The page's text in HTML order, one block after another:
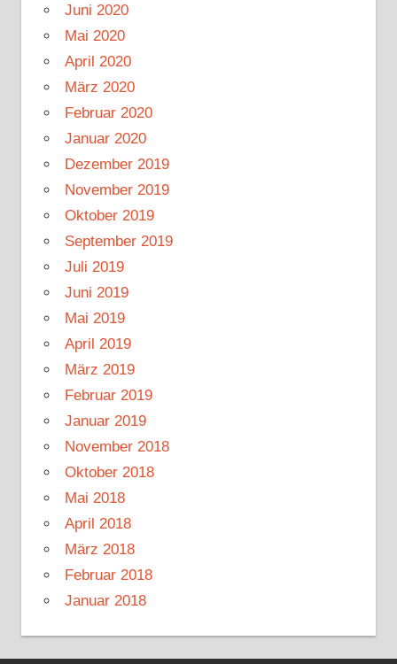
Juni 2020
Mai 2020
April 2020
März 2020
Februar 2020
Januar 2020
Dezember 2019
November 2019
Oktober 2019
September 2019
Juli 2019
Juni 2019
Mai 2019
April 2019
März 2019
Februar 2019
Januar 2019
November 2018
Oktober 2018
Mai 2018
April 2018
März 2018
Februar 2018
Januar 2018